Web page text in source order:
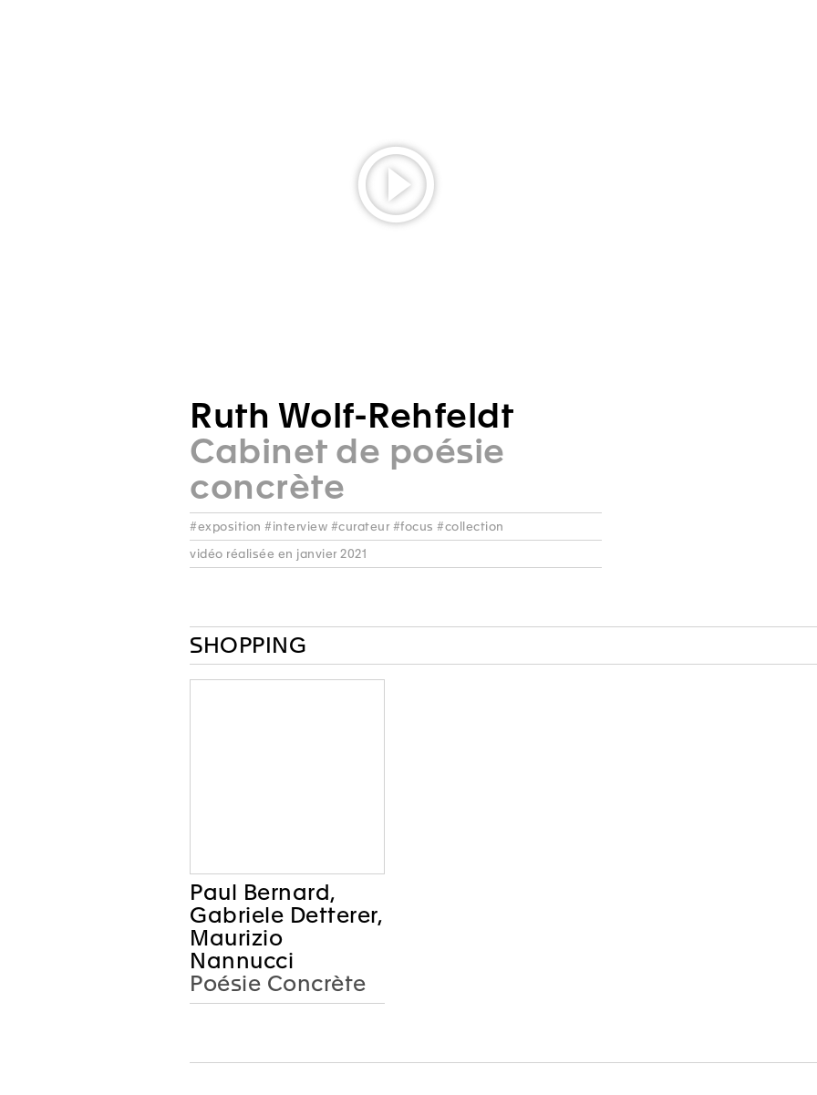
Ruth Wolf-Rehfeldt
Cabinet de poésie
concrète
#exposition #interview #curateur #focus #collection
vidéo réalisée en janvier 2021
SHOPPING
Paul Bernard,
Gabriele Detterer,
Maurizio
Nannucci
Poésie Concrète